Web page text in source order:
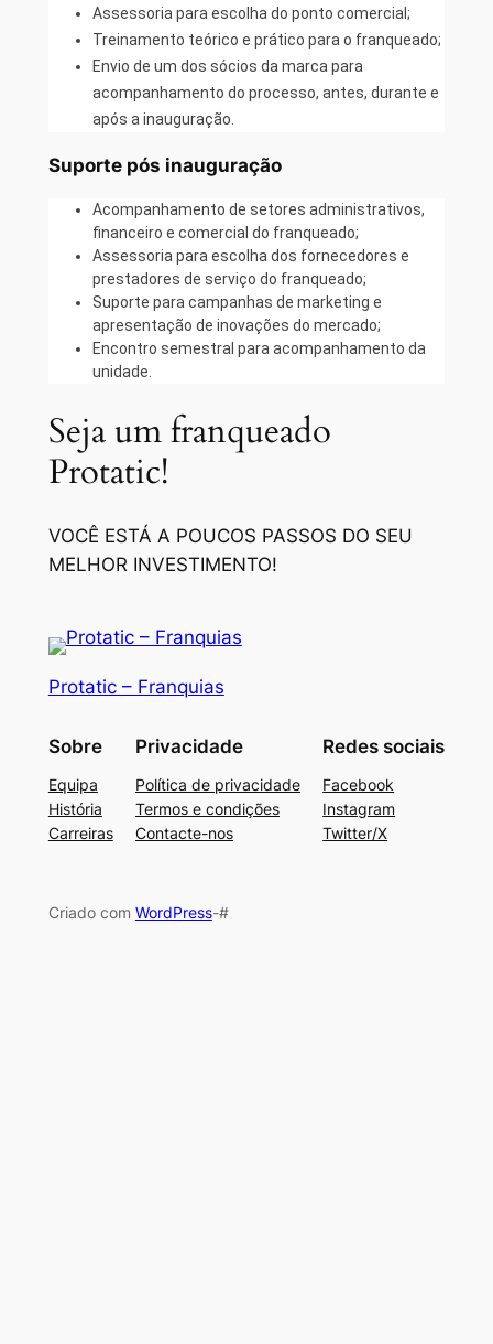
Assessoria para escolha do ponto comercial;
Treinamento teórico e prático para o franqueado;
Envio de um dos sócios da marca para
acompanhamento do processo, antes, durante e
após a inauguração.
Suporte pós inauguração
Acompanhamento de setores administrativos,
financeiro e comercial do franqueado;
Assessoria para escolha dos fornecedores e
prestadores de serviço do franqueado;
Suporte para campanhas de marketing e
apresentação de inovações do mercado;
Encontro semestral para acompanhamento da
unidade.
Seja um franqueado
Protatic!
VOCÊ ESTÁ A POUCOS PASSOS DO SEU
MELHOR INVESTIMENTO!
Protatic – Franquias
Sobre
Equipa
História
Carreiras
Privacidade
Política de privacidade
Termos e condições
Contacte-nos
Redes sociais
Facebook
Instagram
Twitter/X
Criado com WordPress-#